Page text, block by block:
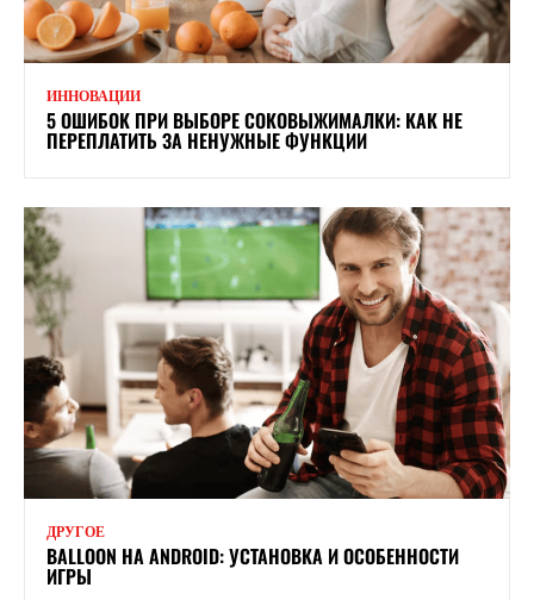
ИННОВАЦИИ
5 ОШИБОК ПРИ ВЫБОРЕ СОКОВЫЖИМАЛКИ: КАК НЕ
ПЕРЕПЛАТИТЬ ЗА НЕНУЖНЫЕ ФУНКЦИИ
ДРУГОЕ
BALLOON НА ANDROID: УСТАНОВКА И ОСОБЕННОСТИ
ИГРЫ